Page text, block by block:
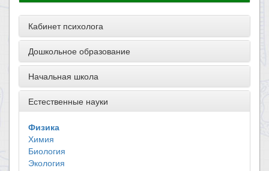
Кабинет психолога
Дошкольное образование
Начальная школа
Естественные науки
Физика
Химия
Биология
Экология